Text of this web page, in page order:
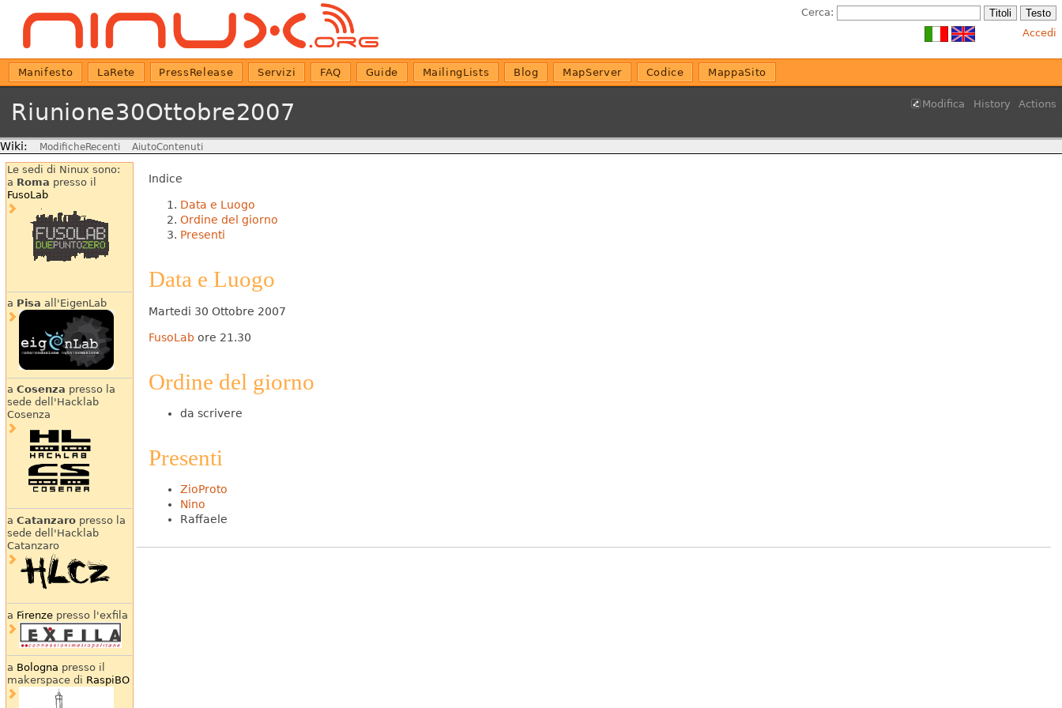
Cerca:
Accedi
Manifesto LaRete PressRelease Servizi FAQ Guide MailingLists Blog MapServer Codice MappaSito
Modifica History Actions
Riunione30Ottobre2007
Wiki: ModificheRecenti AiutoContenuti
Le sedi di Ninux sono:
a Roma presso il
FusoLab
a Pisa all'EigenLab
a Cosenza presso la
sede dell'Hacklab
Cosenza
a Catanzaropresso la
sede dell'Hacklab
Catanzaro
a Firenzepresso l'exfila
a Bologna presso il
makerspace di RaspiBO
Indice
Data e Luogo
Ordine del giorno
Presenti
Data e Luogo
Martedi 30 Ottobre 2007
FusoLab ore 21.30
Ordine del giorno
da scrivere
Presenti
ZioProto
Nino
Raffaele